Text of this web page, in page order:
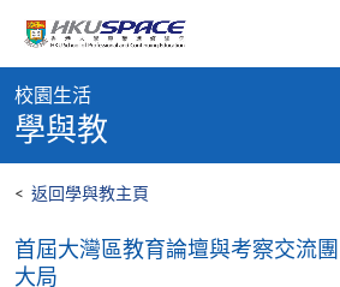
content
content
start
校園生活
學與教
< 返回學與教主頁
首屆大灣區教育論壇與考察交流
大局